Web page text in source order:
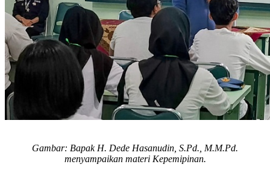
Gambar: Bapak H. Dede Hasanudin, S.Pd., M.M.Pd.
menyampaikan materi Kepemipinan.